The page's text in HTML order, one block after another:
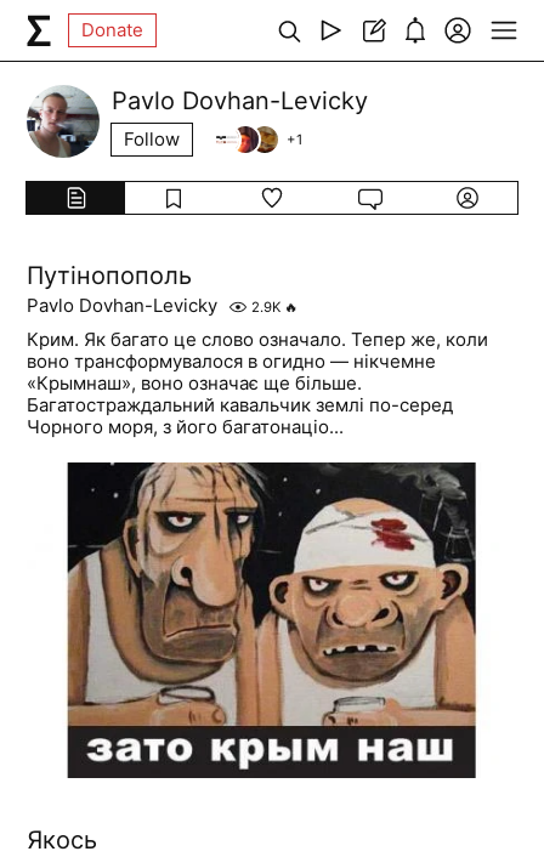
Donate
Pavlo Dovhan-Levicky
Follow +1
Путінопополь
Pavlo Dovhan-Levicky 2.9K 🔥
Крим. Як багато це слово означало. Тепер же, коли
воно трансформувалося в огидно — нікчемне
«Крымнаш», воно означає ще більше.
Багатостраждальний кавальчик землі по-серед
Чорного моря, з його багатонаціо...
Якось